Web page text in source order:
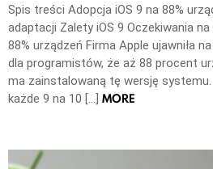
Spis treści Adopcja iOS 9 na 88%
adaptacji Zalety iOS 9 Oczekiwania
88% urządzeń Firma Apple ujawniła
dla programistów, że aż 88 procent
ma zainstalowaną tę wersję
każde 9 na 10 […] MORE